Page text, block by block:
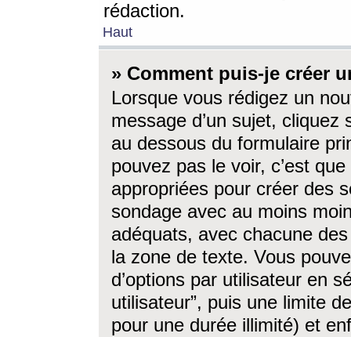
rédaction.
Haut
» Comment puis-je créer
Lorsque vous rédigez un
message d’un sujet, cliquez
au dessous du formulaire
pouvez pas le voir, c’est
appropriées pour créer des
sondage avec au moins
adéquats, avec chacune
la zone de texte. Vous
d’options par utilisateur en
utilisateur”, puis une limite
pour une durée illimité) et